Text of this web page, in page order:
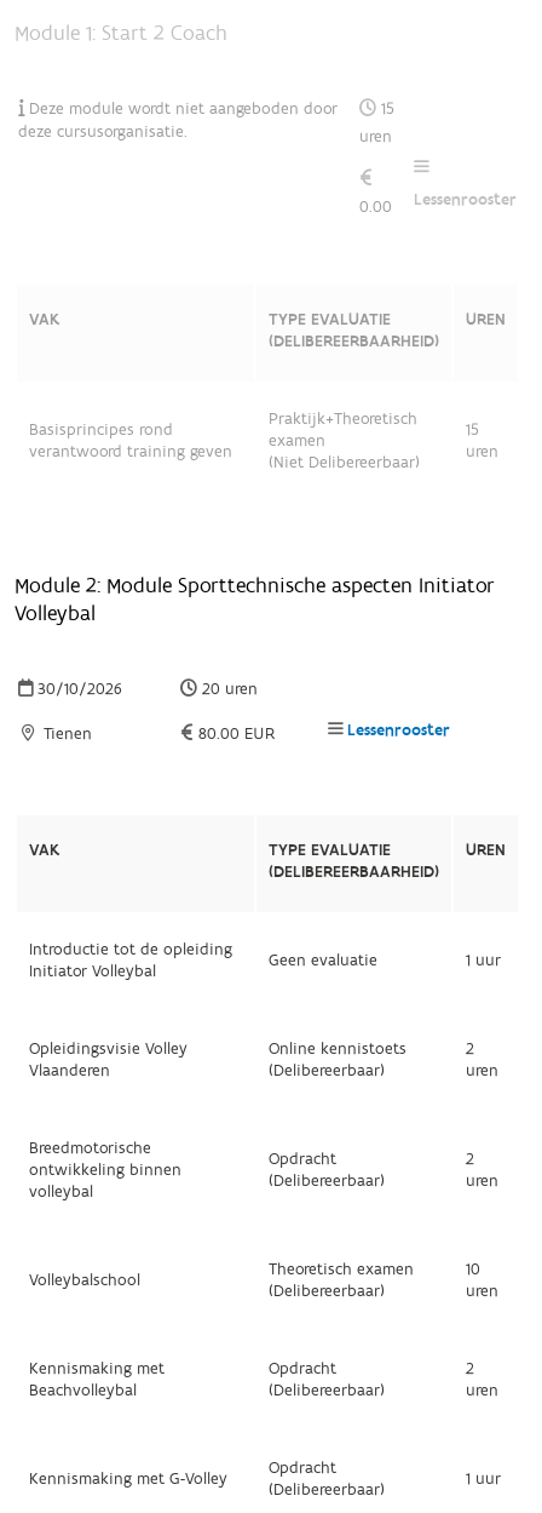
Module 1: Start 2 Coach
Deze module wordt niet aangeboden door
deze cursusorganisatie.
15
uren
0.00 Lessenrooster
VAK
TYPE EVALUATIE
(DELIBEREERBAARHEID)
UREN
Basisprincipes rond
verantwoord training geven
Praktijk+Theoretisch
examen
(Niet Delibereerbaar)
15
uren
Module 2: Module Sporttechnische aspecten Initiator
Volleybal
30/10/2026 20 uren
Tienen 80.00 EUR Lessenrooster
VAK
TYPE EVALUATIE
(DELIBEREERBAARHEID)
UREN
Introductie tot de opleiding
Initiator Volleybal
Geen evaluatie 1 uur
Opleidingsvisie Volley
Vlaanderen
Online kennistoets
(Delibereerbaar)
2
uren
Breedmotorische
ontwikkeling binnen
volleybal
Opdracht
(Delibereerbaar)
2
uren
Volleybalschool
Theoretisch examen
(Delibereerbaar)
10
uren
Kennismaking met
Beachvolleybal
Opdracht
(Delibereerbaar)
2
uren
Kennismaking met G-Volley
Opdracht
(Delibereerbaar)
1 uur